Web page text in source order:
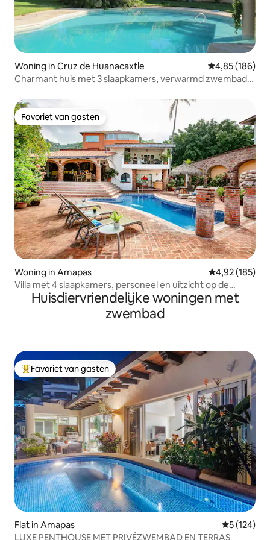
Woning in Cruz de Huanacaxtle Gemiddelde
4,85 (186)
Charmant huis met 3 slaapkamers, verwarmd zwembad
Favoriet van gasten
Favoriet van gasten
Woning in Amapas Gemiddelde
4,92 (185)
Villa met 4 slaapkamers, personeel en uitzicht op de
oceaanHuisdiervriendelijke woningen met
zwembad
Topfavoriet van gasten
Favoriet van gasten
Flat in Amapas
5 (124)
LUXE PENTHOUSE MET PRIVÉZWEMBAD EN TERRAS